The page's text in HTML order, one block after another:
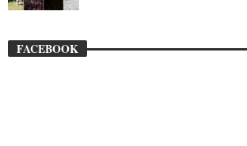
FACEBOOK